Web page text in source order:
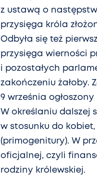
z ustawą o
przysięga króla
Odbyła się też
przysięga wierności
i pozostałych
zakończeniu żałoby.
9 września
W określaniu dalszej
w stosunku do
(primogenitury). W
oficjalnej, czyli
rodziny królewskiej.